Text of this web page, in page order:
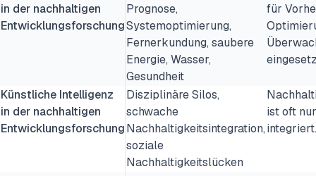
in der nachhaltigen
Entwicklungsforschung
Prognose,
Systemoptimierung,
Fernerkundung, saubere
Energie, Wasser,
Gesundheit
für
Künstliche Intelligenz
in der nachhaltigen
Entwicklungsforschung
Disziplinäre Silos,
schwache
Nachhaltigkeitsintegration,
soziale
Nachhaltigkeitslücken
ist oft
integriert.